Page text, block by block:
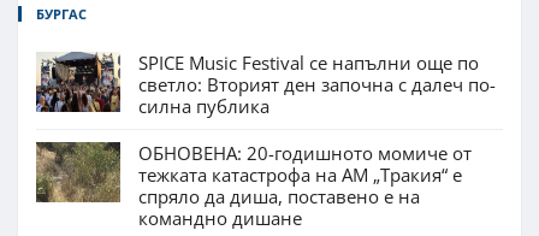
БУРГАС
SPICE Music Festival се напълни още по
светло: Вторият ден започна с далеч по-
силна публика
ОБНОВЕНА: 20-годишното момиче от
тежката катастрофа на АМ „Тракия“ е
спряло да диша, поставено е на
командно дишане